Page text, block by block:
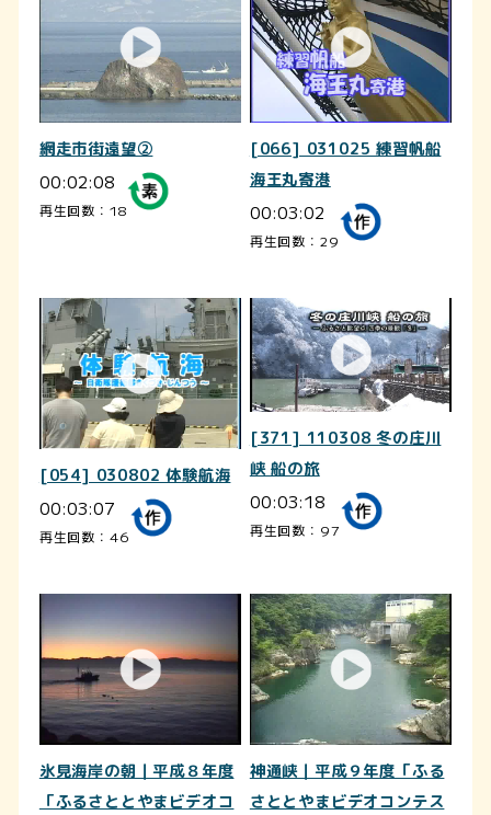
網走市街遠望②
00:02:08
再生回数：18
[066] 031025 練習帆船
海王丸寄港
00:03:02
再生回数：29
[054] 030802 体験航海
00:03:07
再生回数：46
[371] 110308 冬の庄川
峡 船の旅
00:03:18
再生回数：97
氷見海岸の朝｜平成８年度
「ふるさととやまビデオコ
神通峡｜平成９年度「ふる
さととやまビデオコンテス